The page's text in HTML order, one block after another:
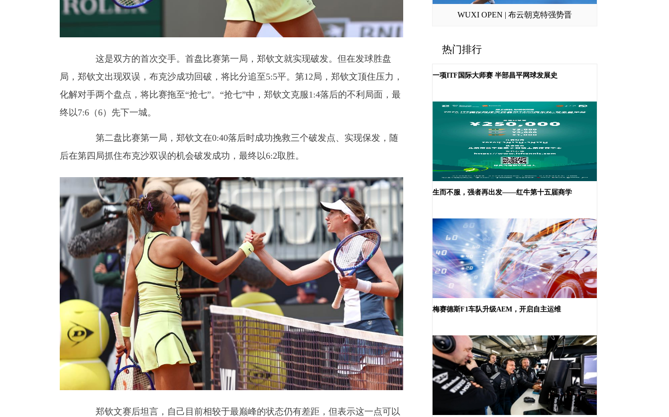
这是双方的首次交手。首盘比赛第一局，郑钦文就实现破发。但在发球胜盘
局，郑钦文出现双误，布克沙成功回破，将比分追至5:5平。第12局，郑钦文顶住压力，
化解对手两个盘点，将比赛拖至“抢七”。“抢七”中，郑钦文克服1:4落后的不利局面，最
终以7:6（6）先下一城。
第二盘比赛第一局，郑钦文在0:40落后时成功挽救三个破发点、实现保发，随
后在第四局抓住布克沙双误的机会破发成功，最终以6:2取胜。
郑钦文赛后坦言，自己目前相较于最巅峰的状态仍有差距，但表示这一点可以
WUXI OPEN | 布云朝克特强势晋
热门排行
一项ITF国际大师赛 半部昌平网球发展史
生而不服，强者再出发——红牛第十五届商学
梅赛德斯F1车队升级AEM，开启自主运维